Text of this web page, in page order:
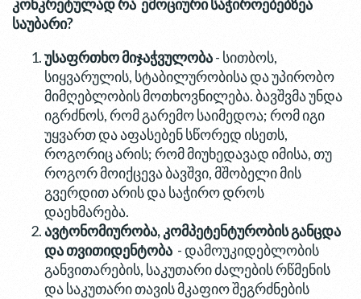
კონკრეტულად რა ემოციური საჭიროებებზეა
საუბარი?
უსაფრთხო მიჯაჭვულობა- სითბოს,
სიყვარულის, სტაბილურობისა და უპირობო
მიმღებლობის მოთხოვნილება. ბავშვმა უნდა
იგრძნოს, რომ გარემო საიმედოა; რომ იგი
უყვართ და აფასებენ სწორედ ისეთს,
როგორიც არის; რომ მიუხედავად იმისა, თუ
როგორ მოიქცევა ბავშვი, მშობელი მის
გვერდით არის და საჭირო დროს
დაეხმარება.
ავტონომიურობა, კომპეტენტურობის განცდა
და თვითიდენტობა - დამოუკიდებლობის
განვითარების, საკუთარი ძალების რწმენის
და საკუთარი თავის მკაფიო შეგრძნების